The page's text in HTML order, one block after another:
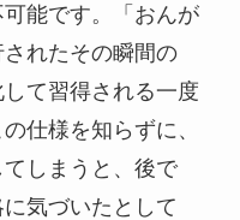
能です。「おんが
れたその瞬間の
て習得される一度
仕様を知らずに、
しまうと、後で
に気づいたとして